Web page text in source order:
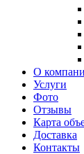
О
Услуги
Фото
Отзывы
Карта
Доставка
Контакты